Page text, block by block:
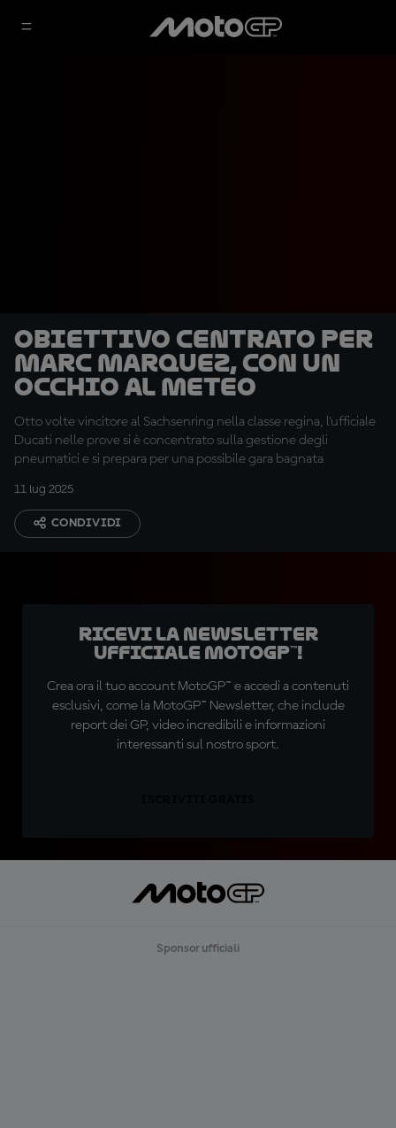
Obiettivo centrato per
Marc Marquez, con un
occhio al meteo
Otto volte vincitore al Sachsenring nella classe regina, l'ufficiale
Ducati nelle prove si è concentrato sulla gestione degli
pneumatici e si prepara per una possibile gara bagnata
11 lug 2025
CONDIVIDI
Ricevi la newsletter
ufficiale MotoGP™!
Crea ora il tuo account MotoGP™ e accedi a contenuti
esclusivi, come la MotoGP™ Newsletter, che include
report dei GP, video incredibili e informazioni
interessanti sul nostro sport.
Sponsor ufficiali